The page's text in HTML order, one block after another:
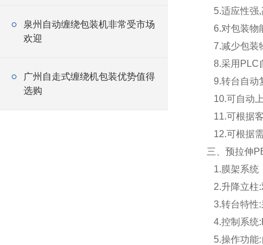
泉州自动缠绕包装机非常受市场
欢迎
广州自走式缠绕机包装优势值得
选购
5.适应性强,
6.对包装物
7.减少包装
8.采用PLC
9.转台自动
10.可自动
11.可根据
12.可根据
三、预拉伸
1.膜架系统
2.升降立柱:
3.转台特性:
4.控制系统
5.操作功能: